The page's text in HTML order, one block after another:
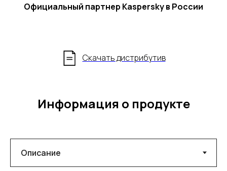
Официальный партнер Kaspersky в России
Скачать дистрибутив
Информация о продукте